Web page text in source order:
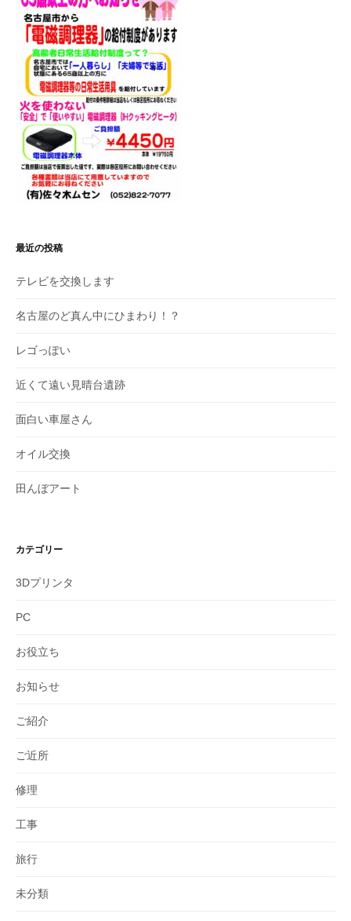
ン
最近の投稿
テレビを交換します
名古屋のど真ん中にひまわり！？
レゴっぽい
近くて遠い見晴台遺跡
面白い車屋さん
オイル交換
田んぼアート
カテゴリー
3Dプリンタ
PC
お役立ち
お知らせ
ご紹介
ご近所
修理
工事
旅行
未分類